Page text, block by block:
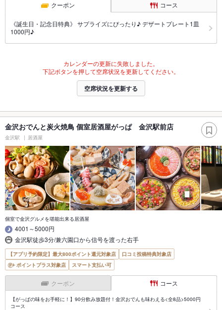
クーポン コース
《誕生日・記念日特典》 サプライズにぴったり♪ デザートプレート1皿
1000円♪
カレンダーの更新に失敗しました。
下記ボタンを押して空席状況を更新してください。
空席状況を更新する
金沢おでんと炭火焼鳥 個室居酒屋がっぱ 金沢駅前店
金沢駅 居酒屋
個室で金沢グルメを堪能出来る居酒屋
4001～5000円
金沢駅徒歩3分/兼六園口から信号を渡った右手
【アプリ予約限定】最大800ポイント還元対象店
口コミ投稿特典対象店
ポイントプラス対象店
スマート支払い可
クーポン コース
【がっぱの味をお手軽に！】90分飲み放題付！金沢おでんも味わえる<全8品>5000円
コース